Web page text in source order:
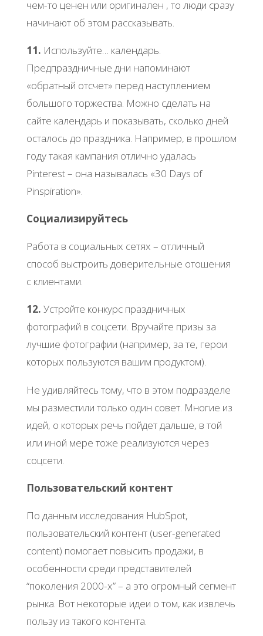
чем-то ценен или оригинален , то люди сразу
начинают об этом рассказывать.
11. Используйте… календарь.
Предпраздничные дни напоминают
«обратный отсчет» перед наступлением
большого торжества. Можно сделать на
сайте календарь и показывать, сколько дней
осталось до праздника. Например, в прошлом
году такая кампания отлично удалась
Pinterest – она называлась «30 Days of
Pinspiration».
Социализируйтесь
Работа в социальных сетях – отличный
способ выстроить доверительные отошения
с клиентами.
12. Устройте конкурс праздничных
фотографий в соцсети. Вручайте призы за
лучшие фотографии (например, за те, герои
которых пользуются вашим продуктом).
Не удивляйтесь тому, что в этом подразделе
мы разместили только один совет. Многие из
идей, о которых речь пойдет дальше, в той
или иной мере тоже реализуются через
соцсети.
Пользовательский контент
По данным исследования HubSpot,
пользовательский контент (user-generated
content) помогает повысить продажи, в
особенности среди представителей
“поколения 2000-х” – а это огромный сегмент
рынка. Вот некоторые идеи о том, как извлечь
пользу из такого контента.